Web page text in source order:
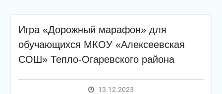
Игра «Дорожный марафон» для
обучающихся МКОУ «Алексеевская
СОШ» Тепло-Огаревского района
13.12.2023